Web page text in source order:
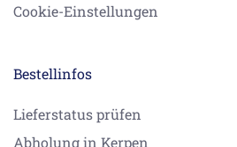
Giorno:
Wannen-Vierlochbatterie
Cookie-Einstellungen
Bestellinfos
Lieferstatus prüfen
Abholung in Kerpen